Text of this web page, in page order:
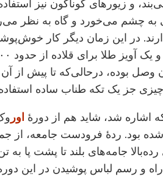
و زیورهای گوناگون نیز
به چشم می‌خورد و گاه به نظر
در این زمان دیگر کار
وصل بوده، درحالی‌که تا پیش از آن
اشاره شد، شاید هم از دورۀ اور
شده بود. ردۀ فرودست جامعه، از
جامه‌های بلند تا پشت پا به